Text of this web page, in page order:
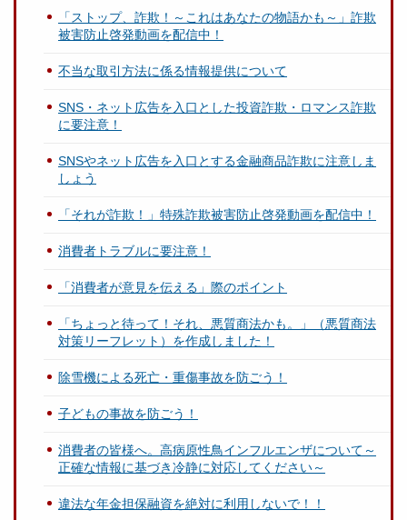
「ストップ、詐欺！～これはあなたの物語かも～」詐欺
被害防止啓発動画を配信中！
不当な取引方法に係る情報提供について
SNS・ネット広告を入口とした投資詐欺・ロマンス詐欺
に要注意！
SNSやネット広告を入口とする金融商品詐欺に注意しま
しょう
「それが詐欺！」特殊詐欺被害防止啓発動画を配信中！
消費者トラブルに要注意！
「消費者が意見を伝える」際のポイント
「ちょっと待って！それ、悪質商法かも。」（悪質商法
対策リーフレット）を作成しました！
除雪機による死亡・重傷事故を防ごう！
子どもの事故を防ごう！
消費者の皆様へ。高病原性鳥インフルエンザについて～
正確な情報に基づき冷静に対応してください～
違法な年金担保融資を絶対に利用しないで！！